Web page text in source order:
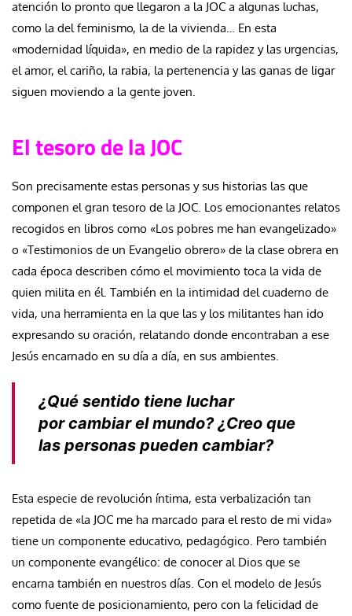
atención lo pronto que llegaron a la JOC a algunas luchas,
como la del feminismo, la de la vivienda… En esta
«modernidad líquida», en medio de la rapidez y las urgencias,
el amor, el cariño, la rabia, la pertenencia y las ganas de ligar
siguen moviendo a la gente joven.
El tesoro de la JOC
Son precisamente estas personas y sus historias las que
componen el gran tesoro de la JOC. Los emocionantes relatos
recogidos en libros como «Los pobres me han evangelizado»
o «Testimonios de un Evangelio obrero» de la clase obrera en
cada época describen cómo el movimiento toca la vida de
quien milita en él. También en la intimidad del cuaderno de
vida, una herramienta en la que las y los militantes han ido
expresando su oración, relatando donde encontraban a ese
Jesús encarnado en su día a día, en sus ambientes.
¿Qué sentido tiene luchar
porcambiar el mundo? ¿Creo que
las personas pueden cambiar?
Esta especie de revolución íntima, esta verbalización tan
repetida de «la JOC me ha marcado para el resto de mi vida»
tiene un componente educativo, pedagógico. Pero también
un componente evangélico: de conocer al Dios que se
encarna también en nuestros días. Con el modelo de Jesús
como fuente de posicionamiento, pero con la felicidad de